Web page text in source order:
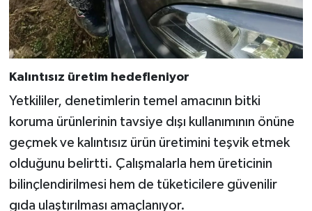
Kalıntısız üretim hedefleniyor
Yetkililer, denetimlerin temel amacının bitki
koruma ürünlerinin tavsiye dışı kullanımının önüne
geçmek ve kalıntısız ürün üretimini teşvik etmek
olduğunu belirtti. Çalışmalarla hem üreticinin
bilinçlendirilmesi hem de tüketicilere güvenilir
gıda ulaştırılması amaçlanıyor.